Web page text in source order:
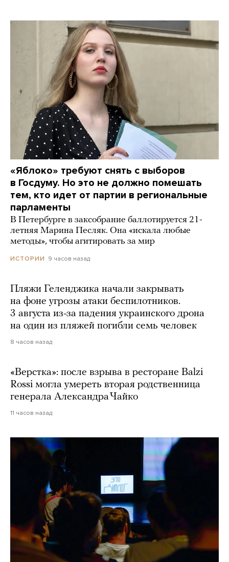
«Яблоко» требуют снять с выборов
в Госдуму. Но это не должно помешать
тем, кто идет от партии в региональные
парламенты
В Петербурге в заксобрание баллотируется 21-
летняя Марина Песляк. Она «искала любые
методы», чтобы агитировать за мир
ИСТОРИИ 9 часов назад
Пляжи Геленджика начали закрывать
на фоне угрозы атаки беспилотников.
3 августа из-за падения украинского дрона
на один из пляжей погибли семь человек
8 часов назад
«Верстка»: после взрыва в ресторане Balzi
Rossi могла умереть вторая родственница
генерала Александра Чайко
11 часов назад